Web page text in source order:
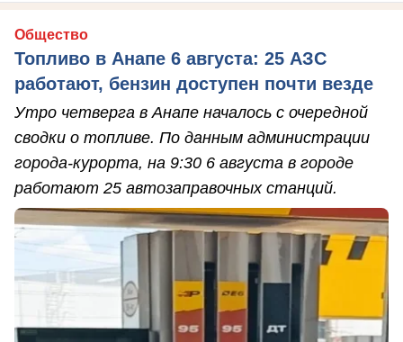
Общество
Топливо в Анапе 6 августа: 25 АЗС
работают, бензин доступен почти везде
Утро четверга в Анапе началось с очередной
сводки о топливе. По данным администрации
города-курорта, на 9:30 6 августа в городе
работают 25 автозаправочных станций.